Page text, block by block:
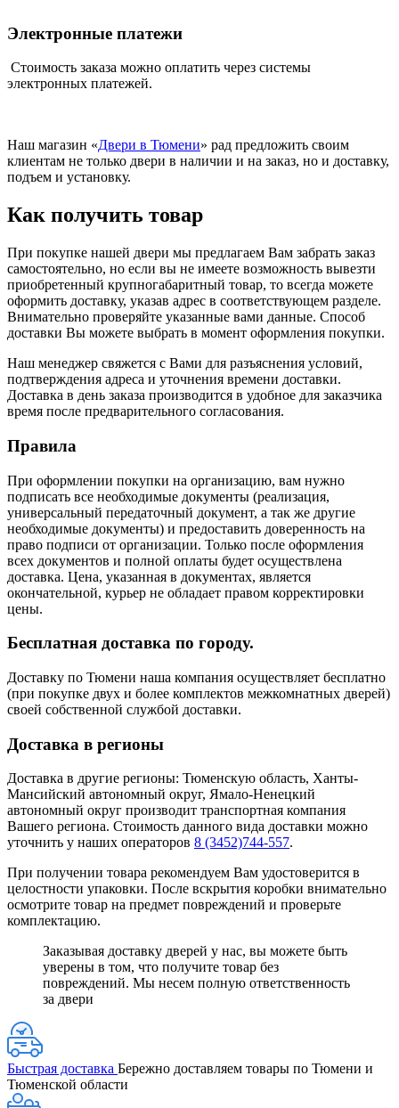
Электронные платежи
Стоимость заказа можно оплатить через системы
электронных платежей.
Наш магазин «Двери в Тюмени» рад предложить своим
клиентам не только двери в наличии и на заказ, но и доставку,
подъем и установку.
Как получить товар
При покупке нашей двери мы предлагаем Вам забрать заказ
самостоятельно, но если вы не имеете возможность вывезти
приобретенный крупногабаритный товар, то всегда можете
оформить доставку, указав адрес в соответствующем разделе.
Внимательно проверяйте указанные вами данные. Способ
доставки Вы можете выбрать в момент оформления покупки.
Наш менеджер свяжется с Вами для разъяснения условий,
подтверждения адреса и уточнения времени доставки.
Доставка в день заказа производится в удобное для заказчика
время после предварительного согласования.
Правила
При оформлении покупки на организацию, вам нужно
подписать все необходимые документы (реализация,
универсальный передаточный документ, а так же другие
необходимые документы) и предоставить доверенность на
право подписи от организации. Только после оформления
всех документов и полной оплаты будет осуществлена
доставка. Цена, указанная в документах, является
окончательной, курьер не обладает правом корректировки
цены.
Бесплатная доставка по городу.
Доставку по Тюмени наша компания осуществляет бесплатно
(при покупке двух и более комплектов межкомнатных дверей)
своей собственной службой доставки.
Доставка в регионы
Доставка в другие регионы: Тюменскую область, Ханты-
Мансийский автономный округ, Ямало-Ненецкий
автономный округ производит транспортная компания
Вашего региона. Стоимость данного вида доставки можно
уточнить у наших операторов 8 (3452)744-557.
При получении товара рекомендуем Вам удостоверится в
целостности упаковки. После вскрытия коробки внимательно
осмотрите товар на предмет повреждений и проверьте
комплектацию.
Заказывая доставку дверей у нас, вы можете быть
уверены в том, что получите товар без
повреждений. Мы несем полную ответственность
за двери
Быстрая доставка Бережно доставляем товары по Тюмени и
Тюменской области